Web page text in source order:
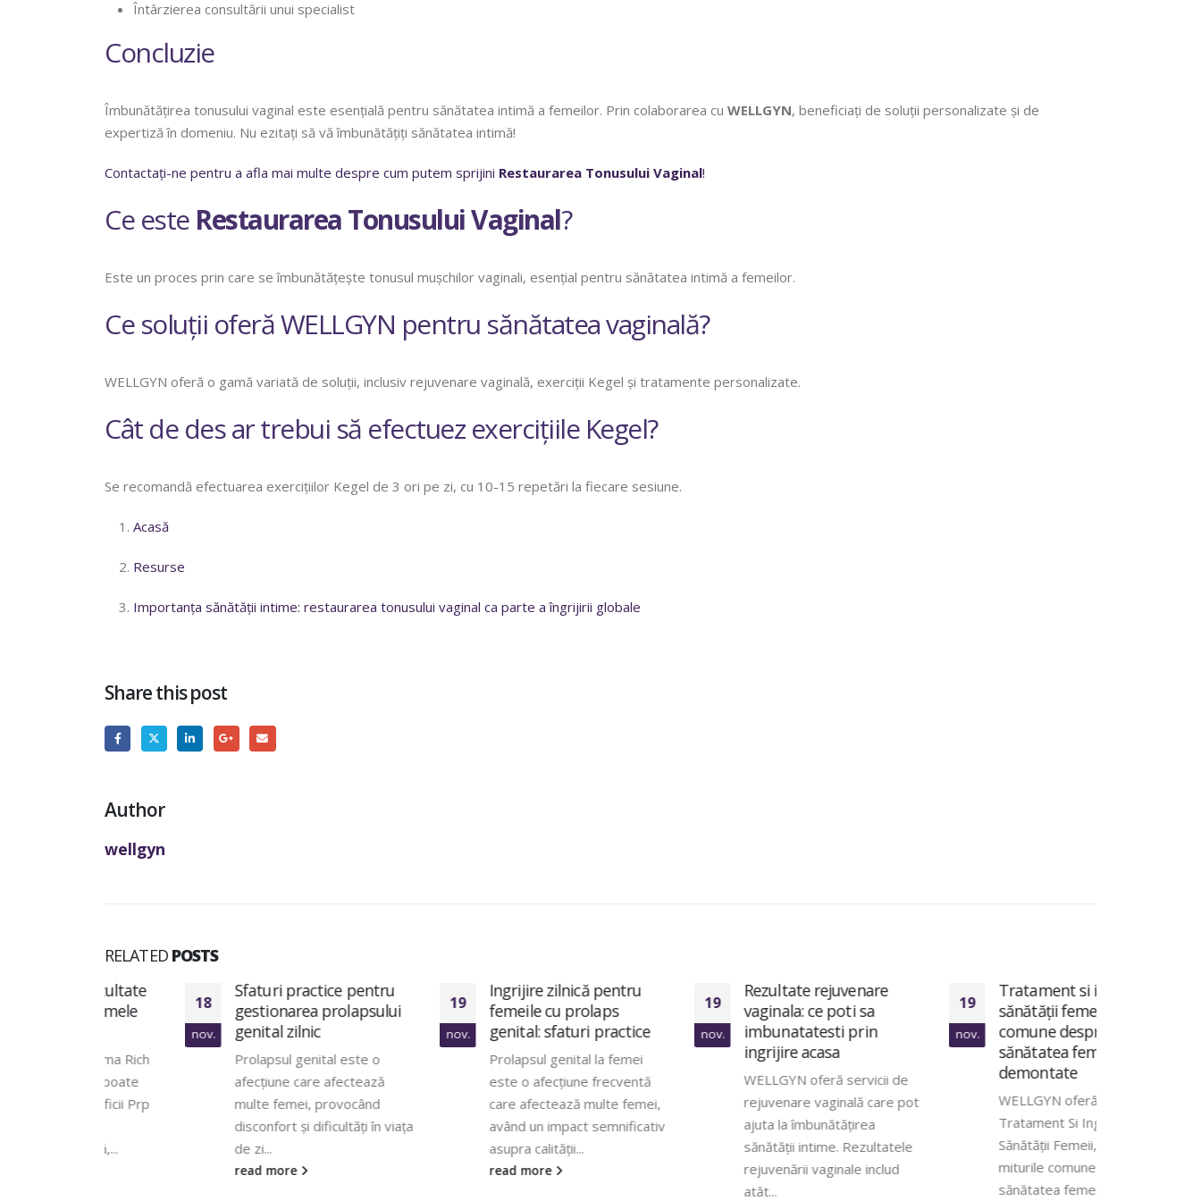
Întârzierea consultării unui specialist
Concluzie
Îmbunătățirea tonusului vaginal este esențială pentru sănătatea intimă a femeilor. Prin colaborarea cu WELLGYN, beneficiați de soluții personalizate și de
expertiză în domeniu. Nu ezitați să vă îmbunătățiți sănătatea intimă!
Contactați-ne pentru a afla mai multe despre cum putem sprijini Restaurarea Tonusului Vaginal!
Ce este Restaurarea Tonusului Vaginal?
Este un proces prin care se îmbunătățește tonusul mușchilor vaginali, esențial pentru sănătatea intimă a femeilor.
Ce soluții oferă WELLGYN pentru sănătatea vaginală?
WELLGYN oferă o gamă variată de soluții, inclusiv rejuvenare vaginală, exerciții Kegel și tratamente personalizate.
Cât de des ar trebui să efectuez exercițiile Kegel?
Se recomandă efectuarea exercițiilor Kegel de 3 ori pe zi, cu 10-15 repetări la fiecare sesiune.
Acasă
Resurse
Importanța sănătății intime: restaurarea tonusului vaginal ca parte a îngrijirii globale
Share this post
Author
wellgyn
RELATED POSTS
18
Sfaturi practice pentru
gestionarea prolapsului
genital zilnic
Prolapsul genital este o
afecțiune care afectează
multe femei, provocând
disconfort și dificultăți în viața
19
Ingrijire zilnică pentru
femeile cu prolaps
genital: sfaturi practice
Prolapsul genital la femei
este o afecțiune frecventă
care afectează multe femei,
având un impact semnificativ
asupra calității...
19
nov.
Rezultate rejuvenare
vaginala: ce poti sa
imbunatatesti prin
ingrijire acasa
WELLGYN oferă servicii de
rejuvenare vaginală care pot
ajuta la îmbunătățirea
sănătății intime. Rezultatele
rejuvenării vaginale includ
19
nov.
Tratament si ingrijire a
sănătății femeii: mituri
comune despre
sănătatea femeilor
WELLGYN oferă servicii de
Tratament Si Ingrijire A
Sănătății Femeii, abordând
miturile comune despre
sănătatea femeilor și